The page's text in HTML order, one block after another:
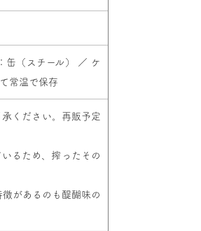
（スチール） ／ ケ
常温で保存
ください。再販予定
るため、搾ったその
があるのも醍醐味の